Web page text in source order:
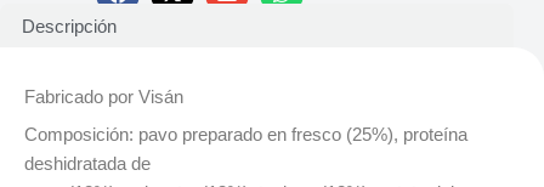
Descripción
Fabricado por Visán
Composición: pavo preparado en fresco (25%), proteína
deshidratada de